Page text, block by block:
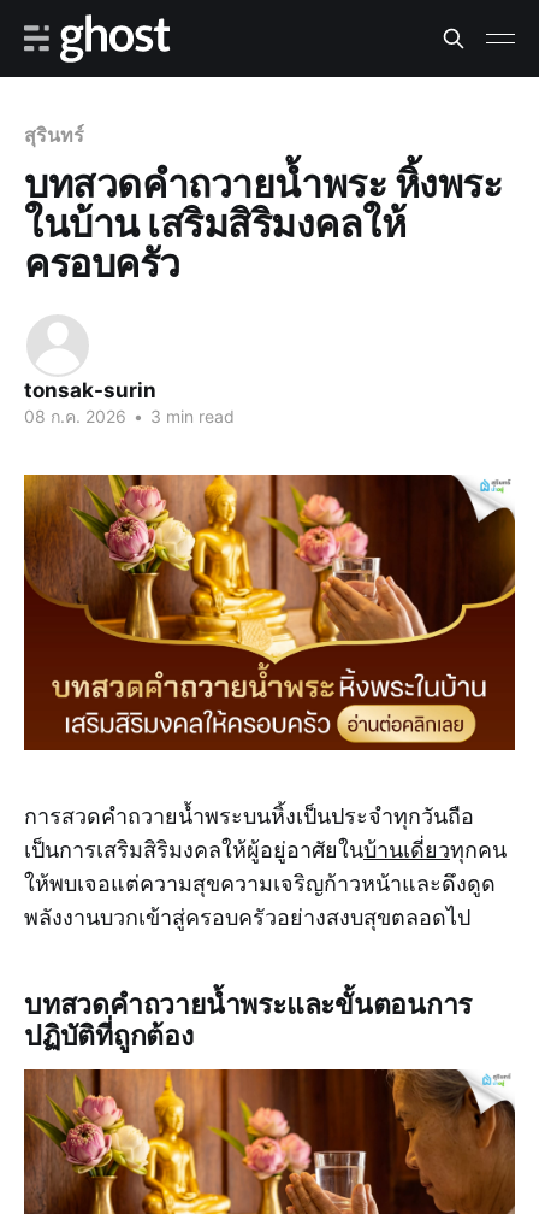
สุรินทร์
บทสวดคำถวายน้ำพระ หิ้งพระ
ในบ้าน เสริมสิริมงคลให้
ครอบครัว
tonsak-surin
08 ก.ค. 2026 • 3 min read
การสวดคำถวายน้ำพระบนหิ้งเป็นประจำทุกวันถือ
เป็นการเสริมสิริมงคลให้ผู้อยู่อาศัยในบ้านเดี่ยวทุกคน
ให้พบเจอแต่ความสุขความเจริญก้าวหน้าและดึงดูด
พลังงานบวกเข้าสู่ครอบครัวอย่างสงบสุขตลอดไป
บทสวดคำถวายน้ำพระและขั้นตอนการ
ปฏิบัติที่ถูกต้อง